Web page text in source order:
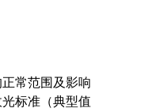
常范围及影响
标准（典型值